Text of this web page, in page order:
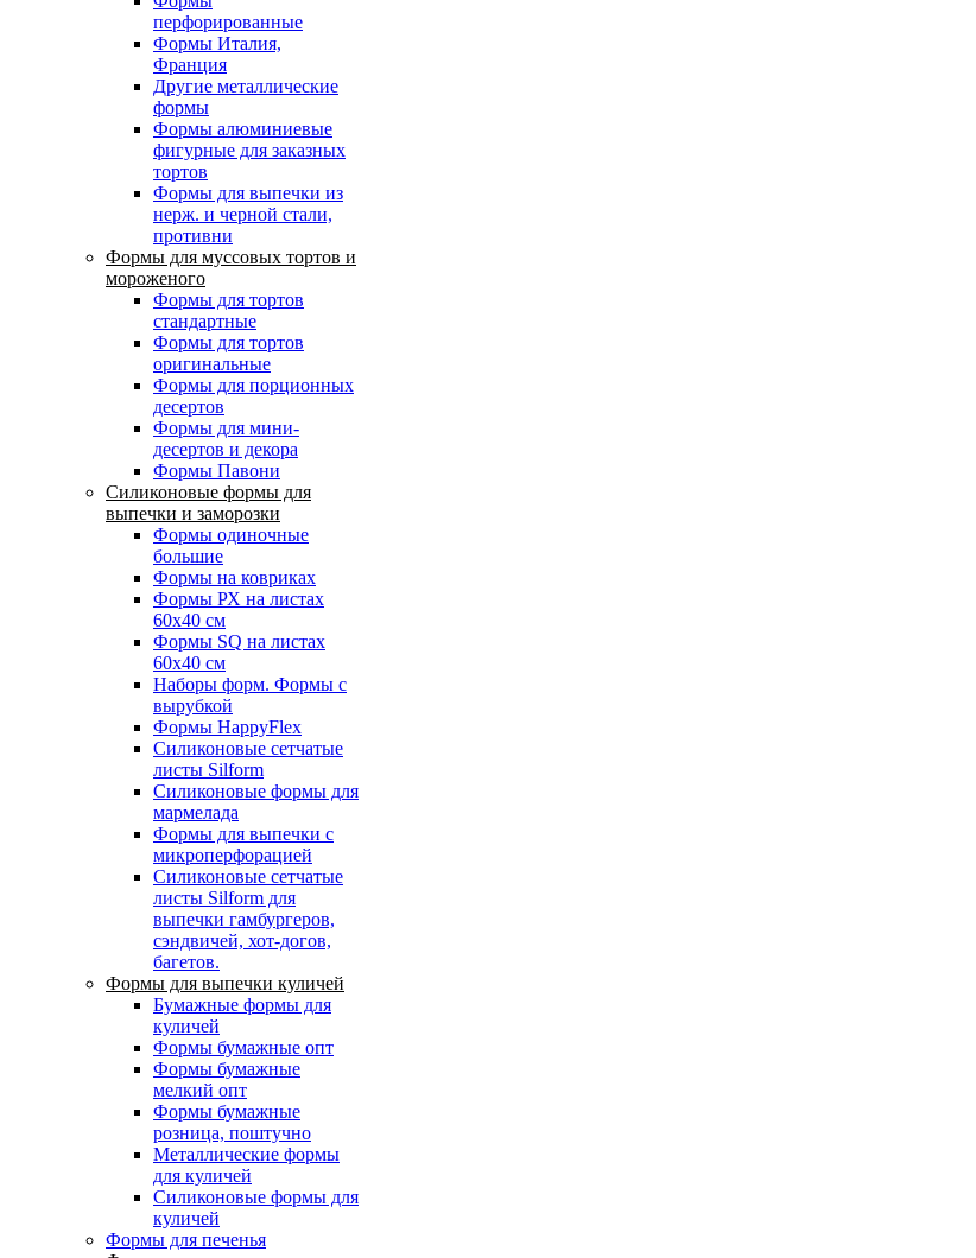
перфорированные
Формы Италия,
Франция
Другие металлические
формы
Формы алюминиевые
фигурные для заказных
тортов
Формы для выпечки из
нерж. и черной стали,
противни
Формы для муссовых тортов и
мороженого
Формы для тортов
стандартные
Формы для тортов
оригинальные
Формы для порционных
десертов
Формы для мини-
десертов и декора
Формы Павони
Силиконовые формы для
выпечки и заморозки
Формы одиночные
большие
Формы на ковриках
Формы РХ на листах
60х40 см
Формы SQ на листах
60х40 см
Наборы форм. Формы с
вырубкой
Формы HappyFlex
Силиконовые сетчатые
листы Silform
Силиконовые формы для
мармелада
Формы для выпечки с
микроперфорацией
Силиконовые сетчатые
листы Silform для
выпечки гамбургеров,
сэндвичей, хот-догов,
багетов.
Формы для выпечки куличей
Бумажные формы для
куличей
Формы бумажные опт
Формы бумажные
мелкий опт
Формы бумажные
розница, поштучно
Металлические формы
для куличей
Силиконовые формы для
куличей
Формы для печенья